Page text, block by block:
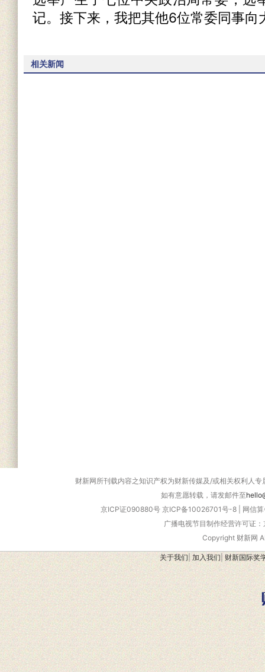
记。接下来，我把其他6位常委同事向
相关新闻
财新网所刊载内容之知识产权为财新传媒及/或相关权利人
如有意愿转载，请发邮件至
京ICP证090880号 京ICP备10026701号-8
网信
广播电视节目制作经营许可证
Copyright 财新网
关于我们 |加入我们| 财新国际奖